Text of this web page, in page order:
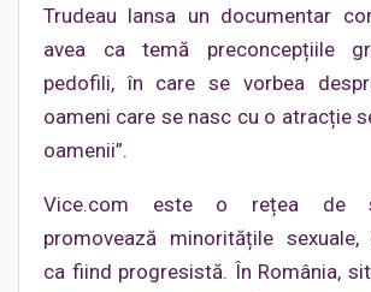
Trudeau lansa un documentar
avea ca temă preconcepțiile
pedofili, în care se vorbea
oameni care se nasc cu o atracție
oamenii”.
Vice.com este o rețea de
promovează minoritățile sexuale,
ca fiind progresistă. În România,